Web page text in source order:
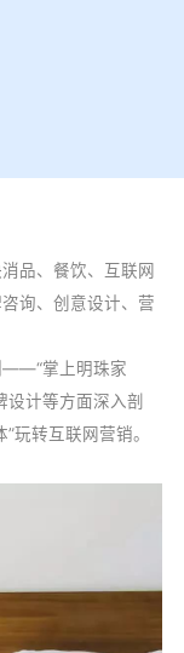
品、餐饮、互联网
询、创意设计、营
——“掌上明珠家
设计等方面深入剖
玩转互联网营销。